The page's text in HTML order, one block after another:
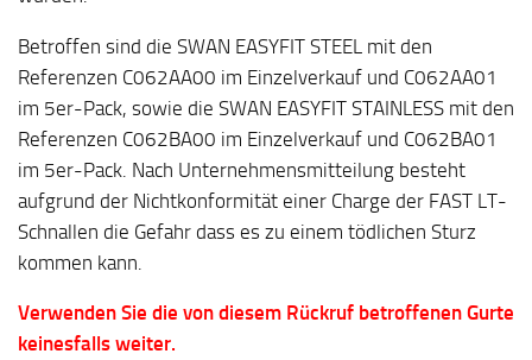
Betroffen sind die SWAN EASYFIT STEEL mit den
Referenzen C062AA00 im Einzelverkauf und C062AA01
im 5er-Pack, sowie die SWAN EASYFIT STAINLESS mit den
Referenzen C062BA00 im Einzelverkauf und C062BA01
im 5er-Pack. Nach Unternehmensmitteilung besteht
aufgrund der Nichtkonformität einer Charge der FAST LT-
Schnallen die Gefahr dass es zu einem tödlichen Sturz
kommen kann.
Verwenden Sie die von diesem Rückruf betroffenen Gurte
keinesfalls weiter.